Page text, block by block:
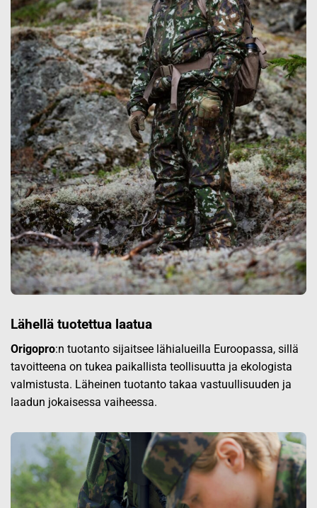
Lähellä tuotettua laatua
Origopro:n tuotanto sijaitsee lähialueilla Euroopassa, sillä
tavoitteena on tukea paikallista teollisuutta ja ekologista
valmistusta. Läheinen tuotanto takaa vastuullisuuden ja
laadun jokaisessa vaiheessa.